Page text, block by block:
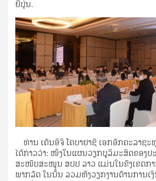
ຍີ່ປຸ່ນ.
ທ່ານ ເຄັນອິຈິ ໂຄບາຢາຊິ ເອກອັກຄະລາຊະ
ໄດ້ກ່າວວ່າ: ໜຶ່ງໃນແຜນວຽກບູລິມະສິດຂອງປ
ສະໜັບສະໜູນ ສປປ ລາວ ແມ່ນໃນຂົງເຂດກ
ພາກລັດ ໃນນັ້ນ ລວມທັງວຽກງານດ້ານການເງິ